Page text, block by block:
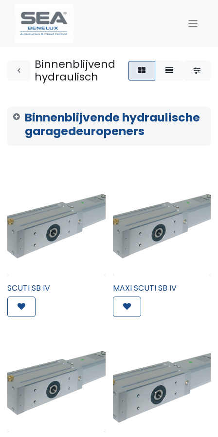
Binnenblijvend
hydraulisch
Binnenblijvende hydraulische
garagedeuropeners
SCUTI SB IV MAXI SCUTI SB IV